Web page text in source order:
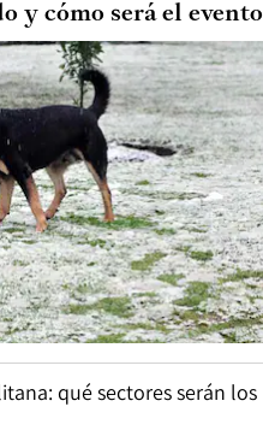
y cómo será el evento
qué sectores serán los